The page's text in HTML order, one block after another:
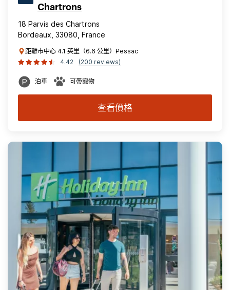
Chartrons
18 Parvis des Chartrons
Bordeaux, 33080, France
距離市中心 4.1 英里（6.6 公里）Pessac
4.42
(200 reviews)
泊車 可帶寵物
查看價格